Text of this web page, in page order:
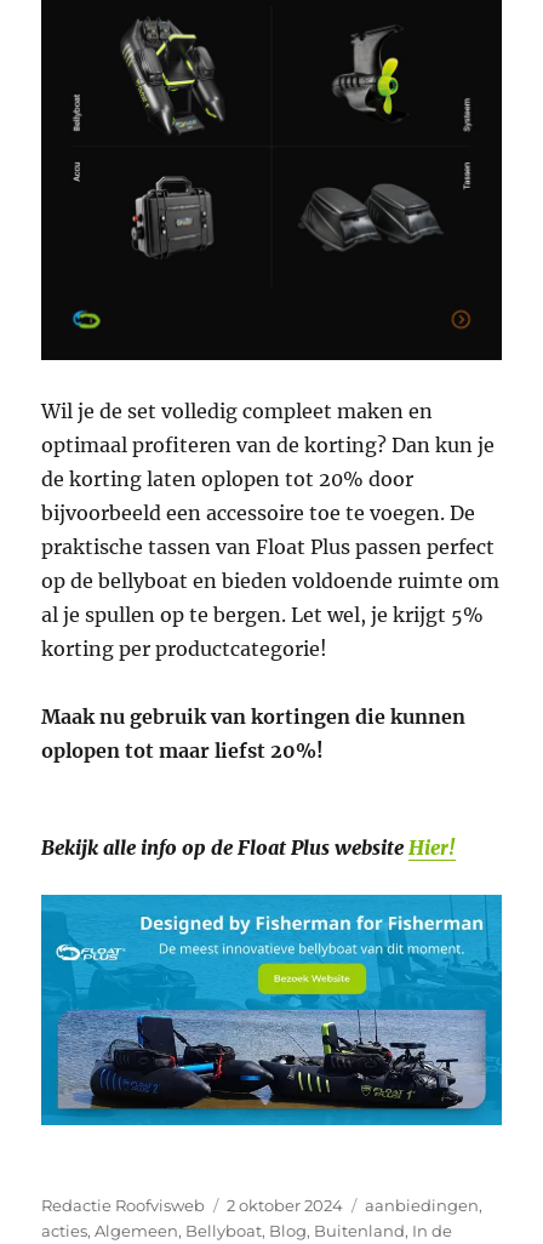
Wil je de set volledig compleet maken en
optimaal profiteren van de korting? Dan kun je
de korting laten oplopen tot 20% door
bijvoorbeeld een accessoire toe te voegen. De
praktische tassen van Float Plus passen perfect
op de bellyboat en bieden voldoende ruimte om
al je spullen op te bergen. Let wel, je krijgt 5%
korting per productcategorie!
Maak nu gebruik van kortingen die kunnen
oplopen tot maar liefst 20%!
Bekijk alle info op de Float Plus websiteHier!
Auteur
Redactie Roofvisweb
Geplaatst
op
2 oktober 2024 Categorieën
aanbiedingen,
acties,Algemeen, Bellyboat, Blog, Buitenland, In de